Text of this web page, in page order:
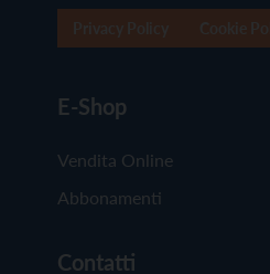
E-Shop
Vendita Online
Abbonamenti
Contatti